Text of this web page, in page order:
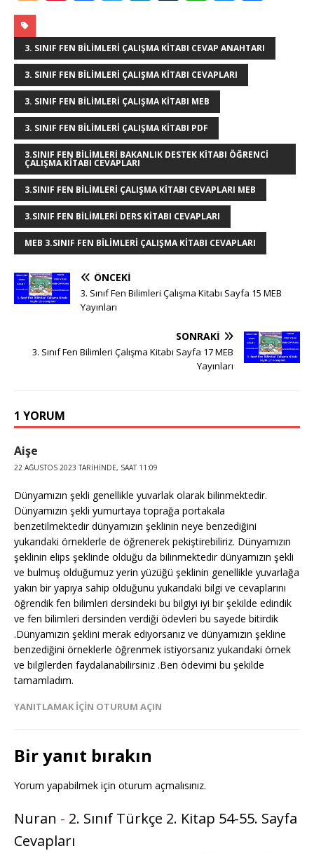
o
g
g
e
r
n
te
r
e
st
a
c
e
b
o
o
k
w
it
te
r
n
k
e
dI
n
u
m
bl
r
h
at
s
A
p
p
e
ss
e
n
r
ar
e
3. SINIF FEN BILIMLERI ÇALIŞMA KITABI CEVAP ANAHTARI
3. SINIF FEN BILIMLERI ÇALIŞMA KITABI CEVAPLARI
3. SINIF FEN BILIMLERI ÇALIŞMA KITABI MEB
3. SINIF FEN BILIMLERI ÇALIŞMA KITABI PDF
3.SINIF FEN BILIMLERI BAKANLIK DESTEK KITABI ÖĞRENCI
ÇALIŞMA KITABI CEVAPLARI
3.SINIF FEN BILIMLERI ÇALIŞMA KITABI CEVAPLARI MEB
3.SINIF FEN BILIMLERI DERS KITABI CEVAPLARI
MEB 3.SINIF FEN BILIMLERI ÇALIŞMA KITABI CEVAPLARI
ÖNCEKI
3. Sınıf Fen Bilimleri Çalışma Kitabı Sayfa 15 MEB
Yayınları
SONRAKI
3. Sınıf Fen Bilimleri Çalışma Kitabı Sayfa 17 MEB
Yayınları
1 YORUM
Aişe
22 AĞUSTOS 2023 TARIHINDE, SAAT 11:09
Dünyamızın şekli genellikle yuvarlak olarak bilinmektedir.
Dünyamızın şekli yumurtaya toprağa portakala
benzetilmektedir dünyamızın şeklinin neye benzediğini
yukarıdaki örneklerle de öğrenerek pekiştirebiliriz. Dünyamızın
şeklinin elips şeklinde olduğu da bilinmektedir dünyamızın şekli
ve bulmuş olduğumuz yerin yüzüğü şeklinin genellikle yuvarlağa
yakın bir yapıya sahip olduğunu yukarıdaki bilgi ve cevaplarını
öğrendik fen bilimleri dersindeki bu bilgiyi iyi bir şekilde edindik
ve fen bilimleri dersinden verdiği ödevleri bu sayede bitirdik
.Dünyamızın şeklini merak ediyorsanız ve dünyamızın şekline
benzediğini örneklerle öğrenmek istiyorsanız yukarıdaki örnek
ve bilgilerden faydalanabilirsiniz .Ben ödevimi bu şekilde
tamamladım.
YANITLAMAK IÇIN OTURUM AÇIN
Bir yanıt bırakın
Yorum yapabilmek için oturum açmalısınız.
Nuran - 2. Sınıf Türkçe 2. Kitap 54-55. Sayfa
Cevapları